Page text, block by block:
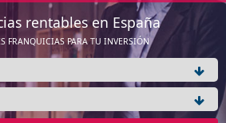
rentables en España
FRANQUICIAS PARA TU INVERSIÓN